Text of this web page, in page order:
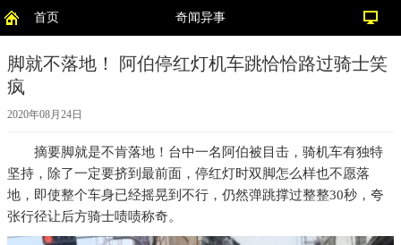
首页 奇闻异事
脚就不落地！ 阿伯停红灯机车跳恰恰路过骑士笑
疯
2020年08月24日
摘要脚就是不肯落地！台中一名阿伯被目击，骑机车有独特
坚持，除了一定要挤到最前面，停红灯时双脚怎么样也不愿落
地，即使整个车身已经摇晃到不行，仍然弹跳撑过整整30秒，夸
张行径让后方骑士啧啧称奇。